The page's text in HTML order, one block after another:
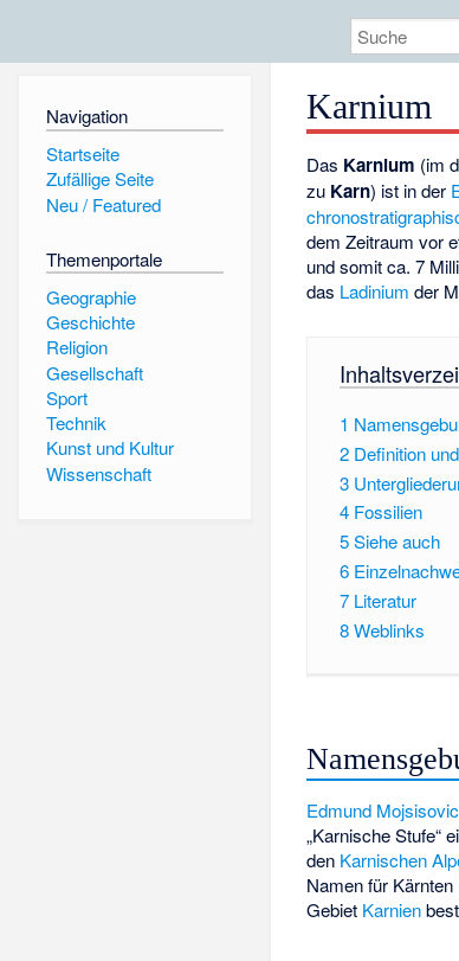
Navigation
Startseite
Zufällige Seite
Neu / Featured
Themenportale
Geographie
Geschichte
Religion
Gesellschaft
Sport
Technik
Kunst und Kultur
Wissenschaft
Karnium
Das Karnium (im
zu Karn) ist in der
dem Zeitraum vor
und somit ca. 7
das Ladinium der
1
2 Definition
3
4 Fossilien
5Siehe auch
6
7 Literatur
8Weblinks
Edmund
„Karnische Stufe“
den Karnischen
Namen für Kärnten
Gebiet Karnien